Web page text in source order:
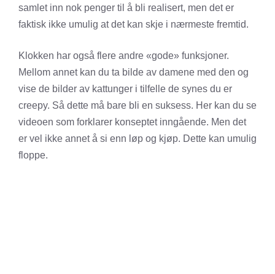
samlet inn nok penger til å bli realisert, men det er
faktisk ikke umulig at det kan skje i nærmeste fremtid.
Klokken har også flere andre «gode» funksjoner.
Mellom annet kan du ta bilde av damene med den og
vise de bilder av kattunger i tilfelle de synes du er
creepy. Så dette må bare bli en suksess. Her kan du se
videoen som forklarer konseptet inngående. Men det
er vel ikke annet å si enn løp og kjøp. Dette kan umulig
floppe.